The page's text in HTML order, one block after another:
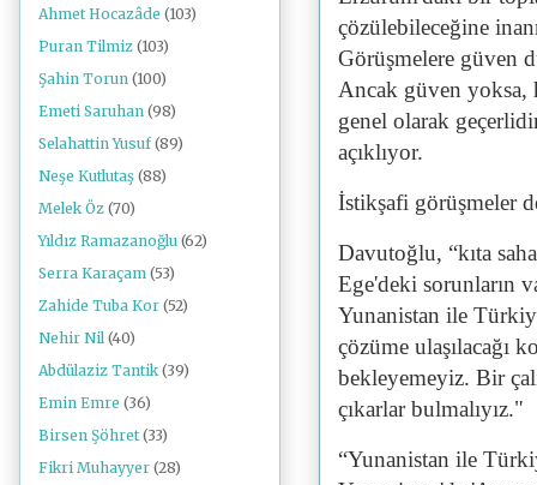
çözülebileceğine
Görüşmelere güven
Ancak güven yoksa,
genel olarak
açıklıyor.
İstikşafi görüşmeler
Davutoğlu, “kıta
Ege'deki sorunların
Yunanistan ile
çözüme ulaşılacağı
bekleyemeyiz. Bir
çıkarlar bulmalıyız."
“Yunanistan ile
Ahmet Hocazâde (103)
Puran Tilmiz (103)
Şahin Torun (100)
Emeti Saruhan (98)
Selahattin Yusuf (89)
Neşe Kutlutaş (88)
Melek Öz (70)
Yıldız Ramazanoğlu (62)
Serra Karaçam (53)
Zahide Tuba Kor (52)
Nehir Nil (40)
Abdülaziz Tantik (39)
Emin Emre (36)
Birsen Şöhret (33)
Fikri Muhayyer (28)